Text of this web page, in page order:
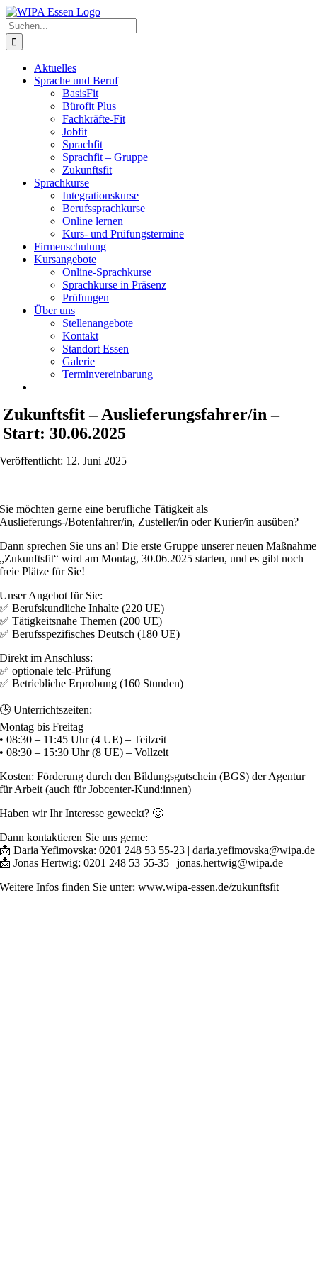
Zum
Inhalt
springen
Suche
nach:
Aktuelles
Sprache und Beruf
BasisFit
Bürofit Plus
Fachkräfte-Fit
Jobfit
Sprachfit
Sprachfit – Gruppe
Zukunftsfit
Sprachkurse
Integrationskurse
Berufssprachkurse
Online lernen
Kurs- und Prüfungstermine
Firmenschulung
Kursangebote
Online-Sprachkurse
Sprachkurse in Präsenz
Prüfungen
Über uns
Stellenangebote
Kontakt
Standort Essen
Galerie
Terminvereinbarung
Zukunftsfit – Auslieferungsfahrer/in –
Start: 30.06.2025
Veröffentlicht: 12. Juni 2025
Sie möchten gerne eine berufliche Tätigkeit als
Auslieferungs-/Botenfahrer/in, Zusteller/in oder Kurier/in ausüben?
Dann sprechen Sie uns an! Die erste Gruppe unserer neuen Maßnahme
„Zukunftsfit“ wird am Montag, 30.06.2025 starten, und es gibt noch
freie Plätze für Sie!
Unser Angebot für Sie:
✅ Berufskundliche Inhalte (220 UE)
✅ Tätigkeitsnahe Themen (200 UE)
✅ Berufsspezifisches Deutsch (180 UE)
Direkt im Anschluss:
✅ optionale telc-Prüfung
✅ Betriebliche Erprobung (160 Stunden)
🕒 Unterrichtszeiten:
Montag bis Freitag
• 08:30 – 11:45 Uhr (4 UE) – Teilzeit
• 08:30 – 15:30 Uhr (8 UE) – Vollzeit
Kosten: Förderung durch den Bildungsgutschein (BGS) der Agentur
für Arbeit (auch für Jobcenter-Kund:innen)
Haben wir Ihr Interesse geweckt? 🙂
Dann kontaktieren Sie uns gerne:
📩 Daria Yefimovska: 0201 248 53 55-23 | daria.yefimovska@wipa.de
📩 Jonas Hertwig: 0201 248 53 55-35 | jonas.hertwig@wipa.de
Weitere Infos finden Sie unter: www.wipa-essen.de/zukunftsfit